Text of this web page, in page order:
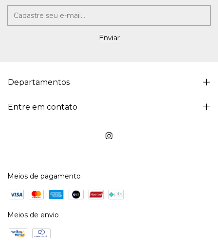
Departamentos
Entre em contato
Meios de pagamento
Meios de envio